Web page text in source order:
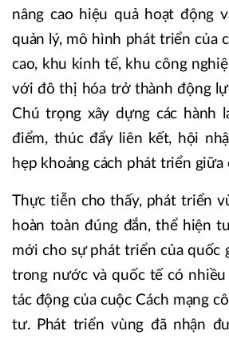
nâng cao hiệu quả hoạt động
quản lý, mô hình phát triển của
cao, khu kinh tế, khu công
với đô thị hóa trở thành động
Chú trọng xây dựng các hành
điểm, thúc đẩy liên kết, hội
hẹp khoảng cách phát triển giữa
Thực tiễn cho thấy, phát triển
hoàn toàn đúng đắn, thể hiện
mới cho sự phát triển của quốc
trong nước và quốc tế có
tác động của cuộc Cách mạng
tư. Phát triển vùng đã nhận